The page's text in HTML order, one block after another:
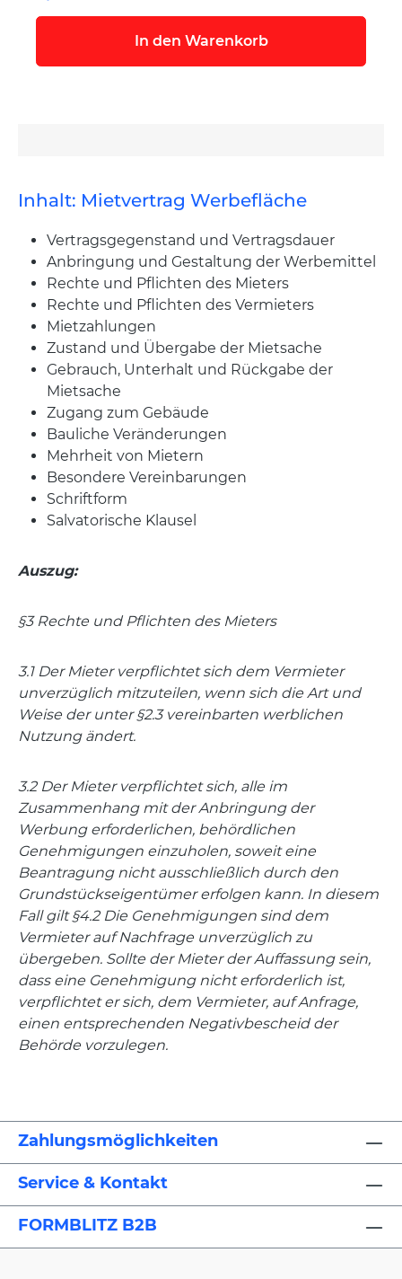
In den Warenkorb
Inhalt: Mietvertrag Werbefläche
Vertragsgegenstand und Vertragsdauer
Anbringung und Gestaltung der Werbemittel
Rechte und Pflichten des Mieters
Rechte und Pflichten des Vermieters
Mietzahlungen
Zustand und Übergabe der Mietsache
Gebrauch, Unterhalt und Rückgabe der
Mietsache
Zugang zum Gebäude
Bauliche Veränderungen
Mehrheit von Mietern
Besondere Vereinbarungen
Schriftform
Salvatorische Klausel
Auszug:
§3 Rechte und Pflichten des Mieters
3.1 Der Mieter verpflichtet sich dem Vermieter
unverzüglich mitzuteilen, wenn sich die Art und
Weise der unter §2.3 vereinbarten werblichen
Nutzung ändert.
3.2 Der Mieter verpflichtet sich, alle im
Zusammenhang mit der Anbringung der
Werbung erforderlichen, behördlichen
Genehmigungen einzuholen, soweit eine
Beantragung nicht ausschließlich durch den
Grundstückseigentümer erfolgen kann. In diesem
Fall gilt §4.2 Die Genehmigungen sind dem
Vermieter auf Nachfrage unverzüglich zu
übergeben. Sollte der Mieter der Auffassung sein,
dass eine Genehmigung nicht erforderlich ist,
verpflichtet er sich, dem Vermieter, auf Anfrage,
einen entsprechenden Negativbescheid der
Behörde vorzulegen.
Zahlungsmöglichkeiten
Service & Kontakt
FORMBLITZ B2B